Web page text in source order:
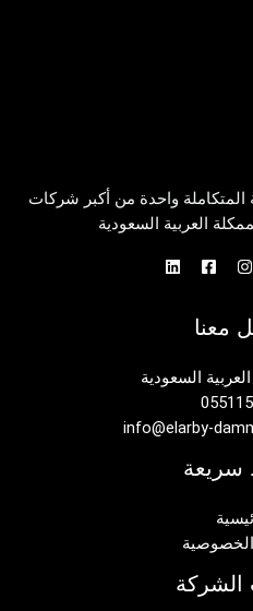
المتكاملة واحدة من أكبر شركات
العربية السعودية
معنا
السعودية
info@elarby-
سريعة